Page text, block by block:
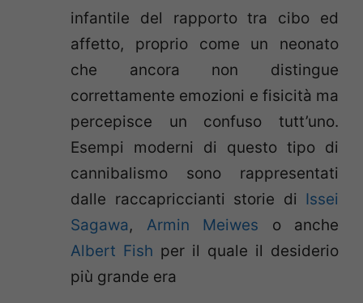
infantile del rapporto tra cibo ed
affetto, proprio come un neonato
che ancora non distingue
correttamente emozioni e fisicità ma
percepisce un confuso tutt’uno.
Esempi moderni di questo tipo di
cannibalismo sono rappresentati
dalle raccapriccianti storie di Issei
Sagawa, Armin Meiwes o anche
Albert Fish per il quale il desiderio
più grande era